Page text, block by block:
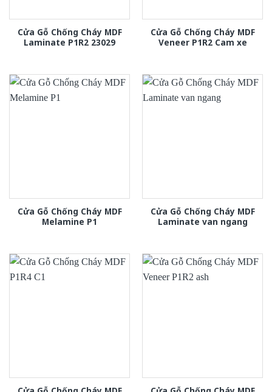
Cửa Gỗ Chống Cháy MDF
Laminate P1R2 23029
Cửa Gỗ Chống Cháy MDF
Veneer P1R2 Cam xe
Cửa Gỗ Chống Cháy MDF
Melamine P1
Cửa Gỗ Chống Cháy MDF
Laminate van ngang